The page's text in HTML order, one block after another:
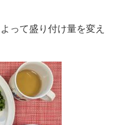
って盛り付け量を変え